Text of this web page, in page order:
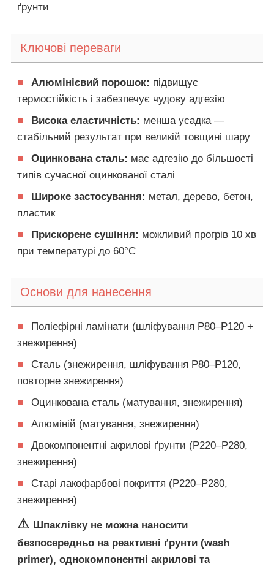
ґрунти
Ключові переваги
■ Алюмінієвий порошок: підвищує
термостійкість і забезпечує чудову адгезію
■
Висока еластичність: менша усадка —
стабільний результат при великій товщині шару
■
Оцинкована сталь: має адгезію до більшості
типів сучасної оцинкованої сталі
■
Широке застосування: метал, дерево, бетон,
пластик
■
Прискорене сушіння: можливий прогрів 10 хв
при температурі до 60°C
Основи для нанесення
■
Поліефірні ламінати (шліфування P80–P120 +
знежирення)
■
Сталь (знежирення, шліфування P80–P120,
повторне знежирення)
■
Оцинкована сталь (матування, знежирення)
■
Алюміній (матування, знежирення)
■
Двокомпонентні акрилові ґрунти (P220–P280,
знежирення)
■
Старі лакофарбові покриття (P220–P280,
знежирення)
⚠ Шпаклівку не можна наносити
безпосередньо на реактивні ґрунти (wash
primer), однокомпонентні акрилові та